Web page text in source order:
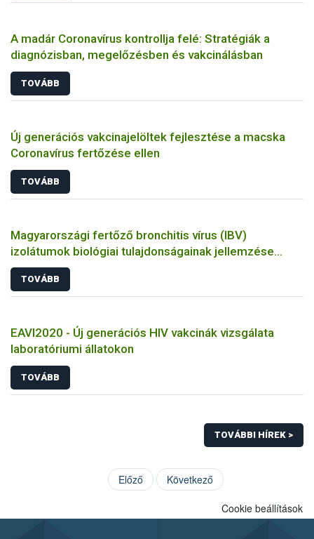
A madár Coronavírus kontrollja felé: Stratégiák a
diagnózisban, megelőzésben és vakcinálásban
TOVÁBB
Új generációs vakcinajelöltek fejlesztése a macska
Coronavírus fertőzése ellen
TOVÁBB
Magyarországi fertőző bronchitis vírus (IBV)
izolátumok biológiai tulajdonságainak jellemzése
állatkísérletes és molekuláris biológiai eszközökkel
TOVÁBB
EAVI2020 - Új generációs HIV vakcinák vizsgálata
laboratóriumi állatokon
TOVÁBB
TOVÁBBI HÍREK >
Előző Következő
Cookie beállítások